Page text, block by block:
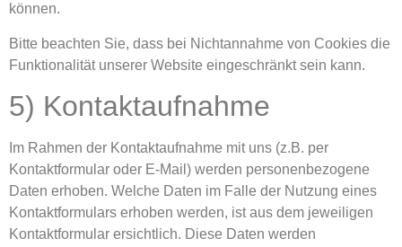
können.
Bitte beachten Sie, dass bei Nichtannahme von Cookies die
Funktionalität unserer Website eingeschränkt sein kann.
5) Kontaktaufnahme
Im Rahmen der Kontaktaufnahme mit uns (z.B. per
Kontaktformular oder E-Mail) werden personenbezogene
Daten erhoben. Welche Daten im Falle der Nutzung eines
Kontaktformulars erhoben werden, ist aus dem jeweiligen
Kontaktformular ersichtlich. Diese Daten werden